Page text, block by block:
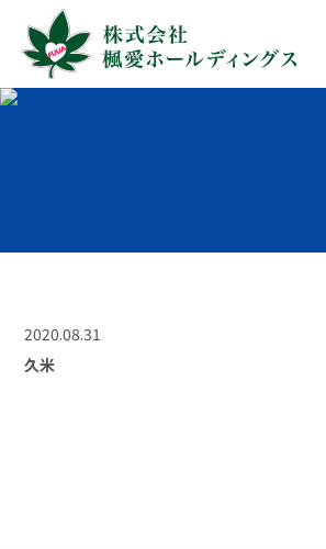
2020.08.31
久米